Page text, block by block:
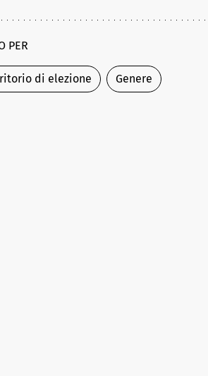
PER
di elezione Genere